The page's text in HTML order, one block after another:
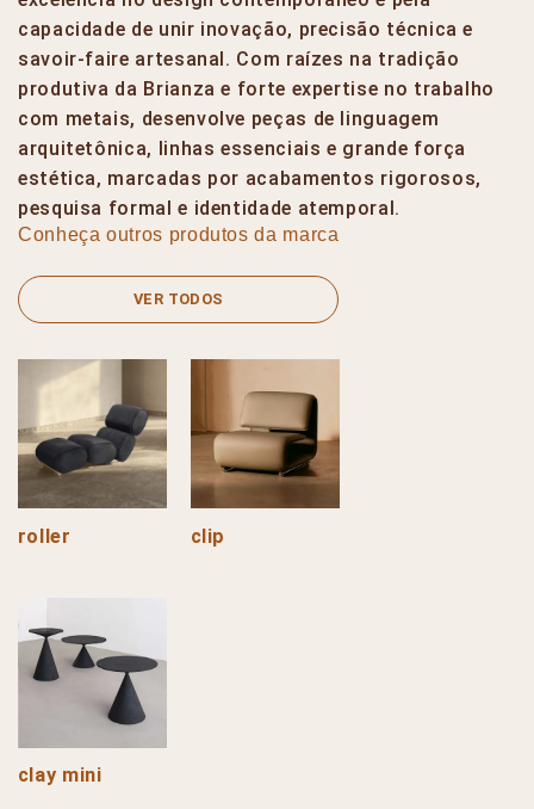
capacidade de unir inovação, precisão técnica e
savoir-faire artesanal. Com raízes na tradição
produtiva da Brianza e forte expertise no trabalho
com metais, desenvolve peças de linguagem
arquitetônica, linhas essenciais e grande força
estética, marcadas por acabamentos rigorosos,
pesquisa formal e identidade atemporal.
Conheça outros produtos da marca
VER TODOS
roller clip
clay mini